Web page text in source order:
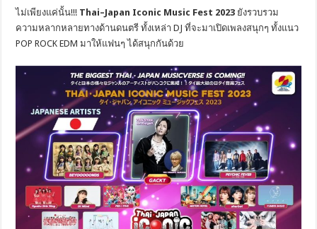
ไม่เพียงแค่นั้น!!! Thai–Japan Iconic Music Fest 2023 ยังรวบรวม
ความหลากหลายทางด้านดนตรี ทั้งเหล่า DJ ที่จะมาเปิดเพลงสนุกๆ ทั้งแนว
POP ROCK EDM มาให้แฟนๆ ได้สนุกกันด้วย